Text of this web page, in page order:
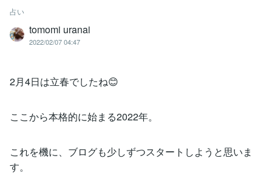
占い
tomomi uranai
2022/02/07 04:47
2月4日は立春でしたね😊
ここから本格的に始まる2022年。
これを機に、ブログも少しずつスタートしようと思いま
す。